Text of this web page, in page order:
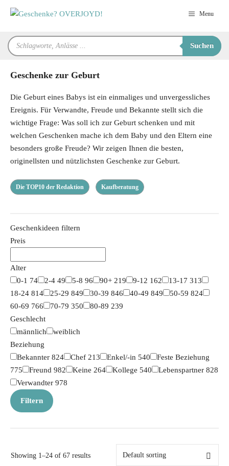
Inhalt
Menu
Products
search
Suchen
Geschenke zur Geburt
Die Geburt eines Babys ist ein einmaliges und unvergessliches
Ereignis. Für Verwandte, Freude und Bekannte stellt sich die
wichtige Frage: Was soll ich zur Geburt schenken und mit
welchen Geschenken mache ich dem Baby und den Eltern eine
besonders große Freude? Wir zeigen Ihnen die besten,
originellsten und nützlichsten Geschenke zur Geburt.
Die TOP10 der Redaktion Kaufberatung
Geschenkideen filtern
Preis
Alter
0-1 74 2-4 49 5-8 96 90+ 219 9-12 162 13-17 313
18-24 814 25-29 849 30-39 846 40-49 849 50-59 824
60-69 766 70-79 350 80-89 239
Geschlecht
männlich
weiblich
Beziehung
Bekannter 824 Chef 213 Enkel/-in 540
Feste Beziehung
775
Freund 982 Keine 264 Kollege 540 Lebenspartner 828
Verwandter 978
Filtern
Showing 1–24 of 67 results